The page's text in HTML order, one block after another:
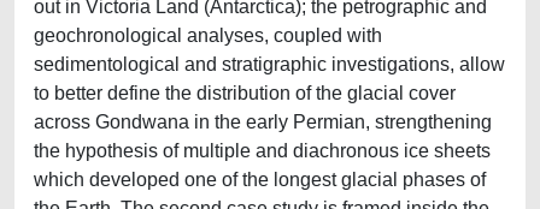
out in Victoria Land (Antarctica); the petrographic and
geochronological analyses, coupled with
sedimentological and stratigraphic investigations, allow
to better define the distribution of the glacial cover
across Gondwana in the early Permian, strengthening
the hypothesis of multiple and diachronous ice sheets
which developed one of the longest glacial phases of